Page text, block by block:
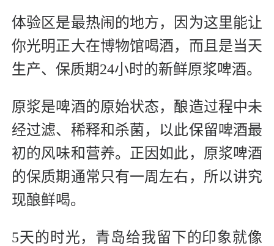
体验区是最热闹的地方，因为这里能让
你光明正大在博物馆喝酒，而且是当天
生产、保质期24小时的新鲜原浆啤酒。
原浆是啤酒的原始状态，酿造过程中未
经过滤、稀释和杀菌，以此保留啤酒最
初的风味和营养。正因如此，原浆啤酒
的保质期通常只有一周左右，所以讲究
现酿鲜喝。
5天的时光，青岛给我留下的印象就像